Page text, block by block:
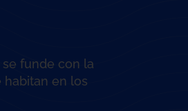
funde con la
habitan en los